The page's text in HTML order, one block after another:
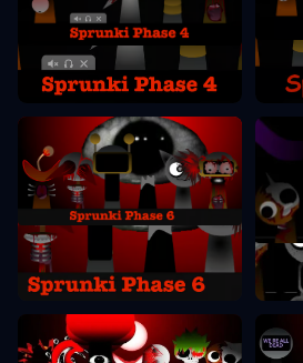
Sprunki Phase 4
Sprunki Phase 6